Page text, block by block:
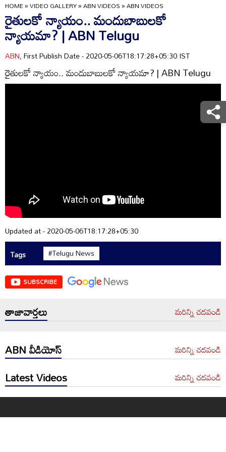
HOME»VIDEO GALLERY»ABN VIDEOS»ABN VIDEOS
రైతులకో న్యాయం.. మందుబాబులకో
న్యాయమా? | ABN Telugu
ABN, First Publish Date - 2020-05-06T18:17:28+05:30 IST
రైతులకో న్యాయం.. మందుబాబులకో న్యాయమా? | ABN Telugu
Updated at - 2020-05-06T18:17:28+05:30
Tags
#Telugu News
SUBSCRIBE
తాజావార్తలు మరిన్ని చదవండి
ABN వీడియోస్ మరిన్ని చదవండి
Latest Videos మరిన్ని చదవండి